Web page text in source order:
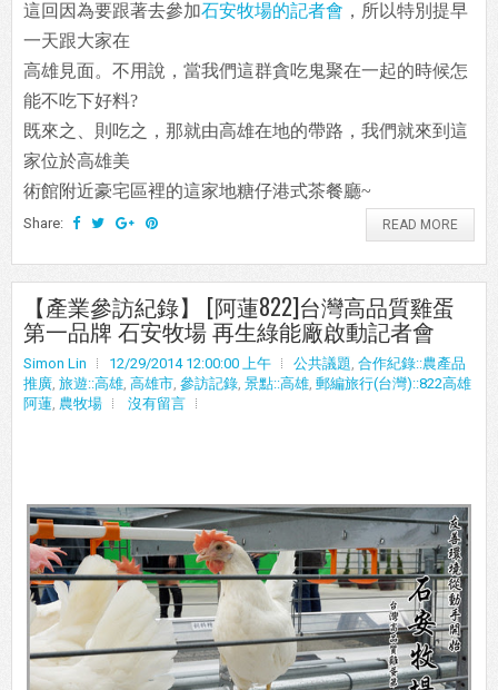
這回因為要跟著去參加石安牧場的記者會 ，所以特別提早
一天跟大家在
高雄見面。不用說，當我們這群貪吃鬼聚在一起的時候怎
能不吃下好料?
既來之、則吃之，那就由高雄在地的帶路，我們就來到這
家位於高雄美
術館附近豪宅區裡的這家地糖仔港式茶餐廳~
Share: READ MORE
【產業參訪紀錄】 [阿蓮822]台灣高品質雞蛋
第一品牌 石安牧場 再生綠能廠啟動記者會
Simon Lin 12/29/2014 12:00:00 上午 公共議題, 合作紀錄::農產品
推廣, 旅遊::高雄, 高雄市, 參訪記錄, 景點::高雄, 郵編旅行(台灣)::822高雄
阿蓮, 農牧場 沒有留言